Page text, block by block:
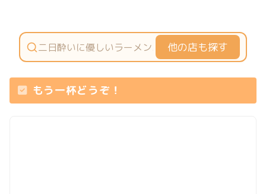
他の店も探す
もう一杯どうぞ！